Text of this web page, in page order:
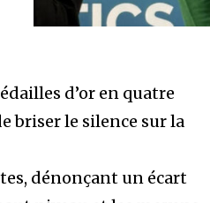
d’or en quatre
briser le silence sur la
dénonçant un écart